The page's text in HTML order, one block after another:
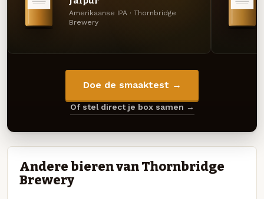
Amerikaanse IPA · Thornbridge
Brewery
Doe de smaaktest →
Of stel direct je box samen →
Andere bieren van Thornbridge
Brewery